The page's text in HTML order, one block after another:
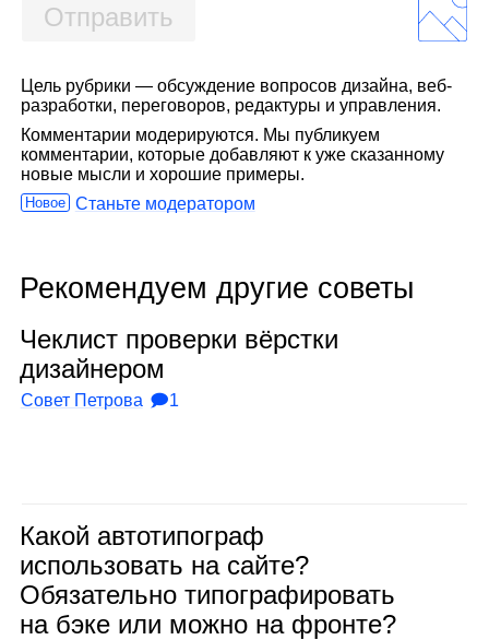
Отправить
Цель рубрики — обсуждение вопросов дизайна, веб-
разработки, переговоров, редактуры и управления.
Комментарии модерируются. Мы публикуем
комментарии, которые добавляют к уже сказанному
новые мысли и хорошие примеры.
Новое Станьте модератором
Рекомендуем другие советы
Чек­лист про­верки вёрстки
дизай­не­ром
Совет Петрова 🗩1
Какой авто­ти­по­граф
исполь­зо­вать на сайте?
Обя­за­тельно типо­гра­фи­ро­вать
на бэке или можно на фронте?